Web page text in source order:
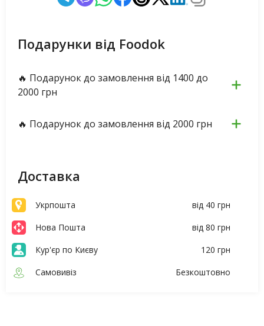
Подарунки від Foodok
🔥 Подарунок до замовлення від 1400 до
2000 грн
🔥 Подарунок до замовлення від 2000 грн
Доставка
Укрпошта
від 40 грн
Нова Пошта
від 80 грн
Кур'єр по Києву
120 грн
Самовивіз
Безкоштовно